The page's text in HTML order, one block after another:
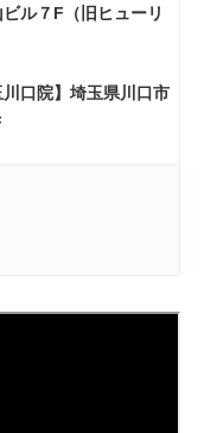
ル７F（旧ヒューリ
川口院】埼玉県川口市